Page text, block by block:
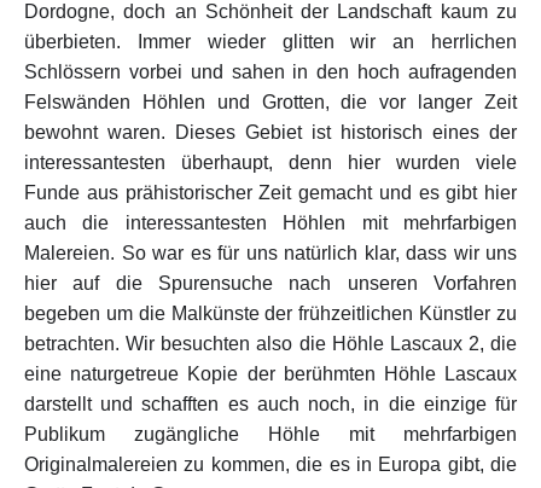
Dordogne, doch an Schönheit der Landschaft kaum zu
überbieten. Immer wieder glitten wir an herrlichen
Schlössern vorbei und sahen in den hoch aufragenden
Felswänden Höhlen und Grotten, die vor langer Zeit
bewohnt waren. Dieses Gebiet ist historisch eines der
interessantesten überhaupt, denn hier wurden viele
Funde aus prähistorischer Zeit gemacht und es gibt hier
auch die interessantesten Höhlen mit mehrfarbigen
Malereien. So war es für uns natürlich klar, dass wir uns
hier auf die Spurensuche nach unseren Vorfahren
begeben um die Malkünste der frühzeitlichen Künstler zu
betrachten. Wir besuchten also die Höhle Lascaux 2, die
eine naturgetreue Kopie der berühmten Höhle Lascaux
darstellt und schafften es auch noch, in die einzige für
Publikum zugängliche Höhle mit mehrfarbigen
Originalmalereien zu kommen, die es in Europa gibt, die